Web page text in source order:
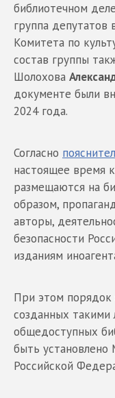
библиотечном
группа депутатов
Комитета по
состав группы
Шолохова
документе были
2024 года.
Согласно
настоящее время
размещаются на
образом,
авторы,
безопасности
изданиям
При этом порядок
созданных
общедоступных
быть установлено
Российской